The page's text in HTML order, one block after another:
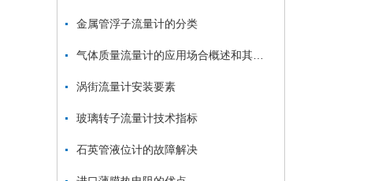
金属管浮子流量计的分类
涡街流量计安装要素
玻璃转子流量计技术指标
石英管液位计的故障解决